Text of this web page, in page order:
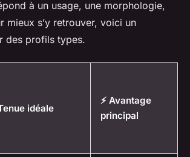
à un usage, une morphologie,
mieux s’y retrouver, voici un
des profils types.
idéale
⚡ Avantage
principal